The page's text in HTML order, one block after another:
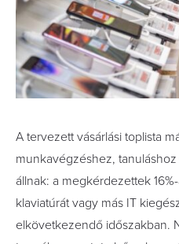
A tervezett vásárlási toplista
munkavégzéshez,
állnak: a megkérdezettek
klaviatúrát vagy más IT
elkövetkezendő időszakban.